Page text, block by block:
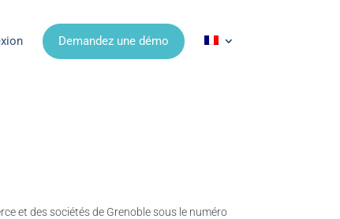
Demandez une démo
et des sociétés de Grenoble sous le numéro